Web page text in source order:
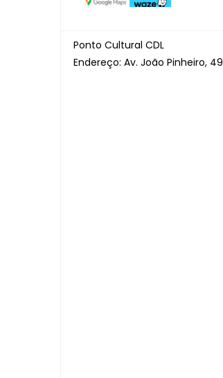
Ponto Cultural CDL
Endereço: Av. João Pinheiro,